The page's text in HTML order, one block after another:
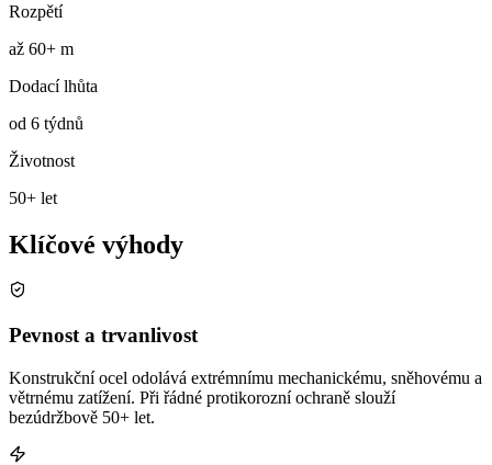
Rozpětí
až 60+ m
Dodací lhůta
od 6 týdnů
Životnost
50+ let
Klíčové výhody
Pevnost a trvanlivost
Konstrukční ocel odolává extrémnímu mechanickému, sněhovému a
větrnému zatížení. Při řádné protikorozní ochraně slouží
bezúdržbově 50+ let.